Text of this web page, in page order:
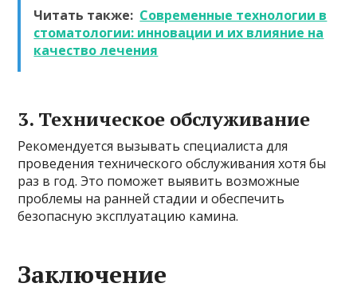
Читать также: Современные технологии в
стоматологии: инновации и их влияние на
качество лечения
3. Техническое обслуживание
Рекомендуется вызывать специалиста для
проведения технического обслуживания хотя бы
раз в год. Это поможет выявить возможные
проблемы на ранней стадии и обеспечить
безопасную эксплуатацию камина.
Заключение